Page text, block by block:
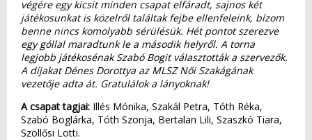
végére egy kicsit minden csapat elfáradt, sajnos két
játékosunkat is közelről találtak fejbe ellenfeleink, bízom
benne nincs komolyabb sérülésük. Hét pontot szerezve
egy góllal maradtunk le a második helyről. A torna
legjobb játékosénak Szabó Bogit választották a szervezők.
A díjakat Dénes Dorottya az MLSZ Női Szakágának
vezetője adta át. Gratulálok a lányoknak!
A csapat tagjai: Illés Mónika, Szakál Petra, Tóth Réka,
Szabó Boglárka, Tóth Szonja, Bertalan Lili, Szaszkó Tiara,
Szöllősi Lotti.